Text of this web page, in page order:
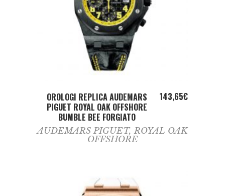
ADD TO CART
OROLOGI REPLICA AUDEMARS
PIGUET ROYAL OAK OFFSHORE
BUMBLE BEE FORGIATO
143,65€
AUDEMARS PIGUET, ROYAL OAK
OFFSHORE